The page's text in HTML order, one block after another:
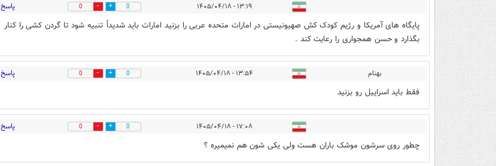
۱۳:۱۹ - ۱۴۰۵/۰۴/۱۸ 0
0 پاسخ
پایگاه های آمریکا و رژیم کودک کش صهیونیستی در امارات متحده عربی را بزنید امارات باید شدیداً تنبیه شود تا گردن کشی را کنار
بگذارد و حسن همجواری را رعایت کند .
بهنام ۱۳:۵۴ - ۱۴۰۵/۰۴/۱۸ 0
0 پاسخ
فقط باید اسراییل رو بزنید
۱۷:۰۸ - ۱۴۰۵/۰۴/۱۸ 0
0 پاسخ
چطور روی سرشون موشک باران هست ولی یکی شون هم نمیمیره ؟